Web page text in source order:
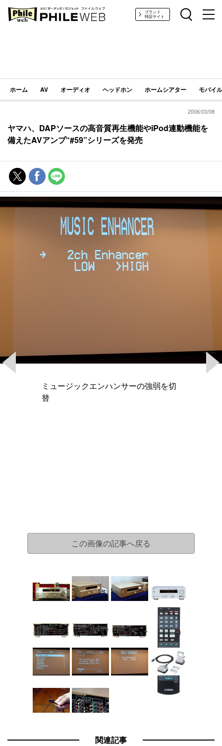
PHILE WEB｜AV/オーディオ/ガジェットブランド
特設サイト
ホーム AV オーディオ ヘッドホン ホームシアター モバイ
2006/03/08
ヤマハ、DAPソースの高音質再生機能やiPod連動機能を
備えたAVアンプ“#59”シリーズを発売
ミュージックエンハンサーの強弱を切
替
この画像の記事へ戻る
関連記事